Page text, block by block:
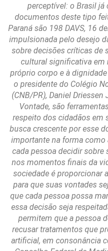
perceptível: o Brasil
documentos deste tipo
Paraná são 198 DAVS, 16
impulsionada pelo desejo
sobre decisões críticas de
cultural significativa em
próprio corpo e à
o presidente do Colégio
(CNB/PR), Daniel
Vontade, são
respeito dos cidadãos em
busca crescente por esse
importante na forma como
cada pessoa decidir
nos momentos finais da
sociedade é proporcionar
para que suas vontades
que cada pessoa possa
essa decisão seja
permitem que a pessoa
recusar tratamentos que
artificial, em consonância